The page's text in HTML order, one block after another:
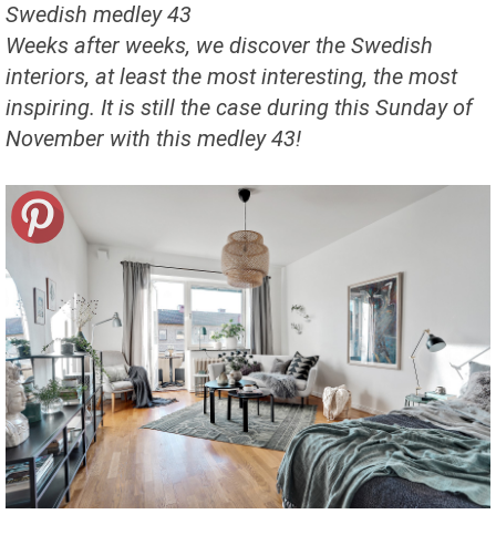
Swedish medley 43
Weeks after weeks, we discover the Swedish
interiors, at least the most interesting, the most
inspiring. It is still the case during this Sunday of
November with this medley 43!